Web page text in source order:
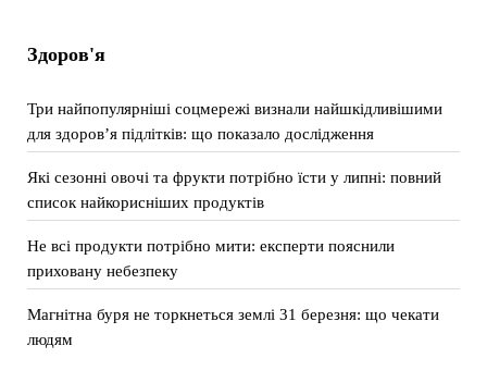
Здоров'я
Три найпопулярніші соцмережі визнали найшкідливішими
для здоров’я підлітків: що показало дослідження
Які сезонні овочі та фрукти потрібно їсти у липні: повний
список найкорисніших продуктів
Не всі продукти потрібно мити: експерти пояснили
приховану небезпеку
Магнітна буря не торкнеться землі 31 березня: що чекати
людям